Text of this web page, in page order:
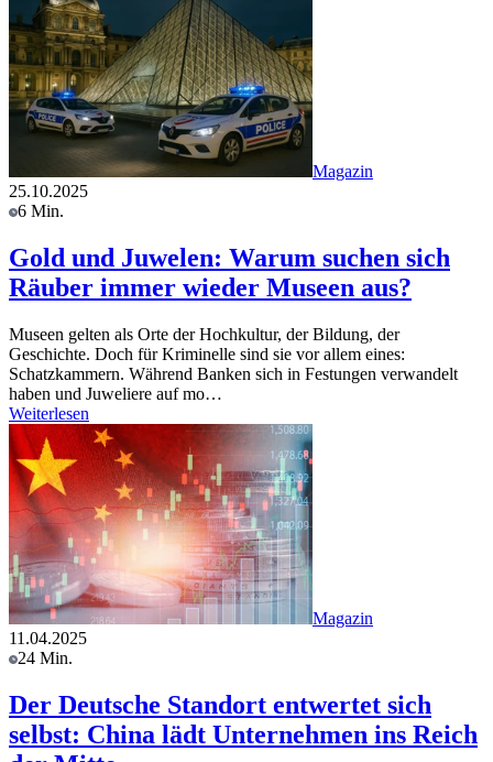
Magazin
25.10.2025
6 Min.
Gold und Juwelen: Warum suchen sich
Räuber immer wieder Museen aus?
Museen gelten als Orte der Hochkultur, der Bildung, der
Geschichte. Doch für Kriminelle sind sie vor allem eines:
Schatzkammern. Während Banken sich in Festungen verwandelt
haben und Juweliere auf mo…
Weiterlesen
Magazin
11.04.2025
24 Min.
Der Deutsche Standort entwertet sich
selbst: China lädt Unternehmen ins Reich